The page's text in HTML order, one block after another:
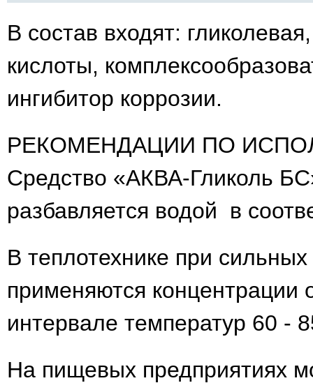
В состав входят:
кислоты,
ингибитор коррозии.
РЕКОМЕНДАЦИИ ПО
Средство «АКВА-Гликоль
разбавляется водой в
В теплотехнике при
применяются концентрации
интервале температур 60 -
На пищевых предприятиях